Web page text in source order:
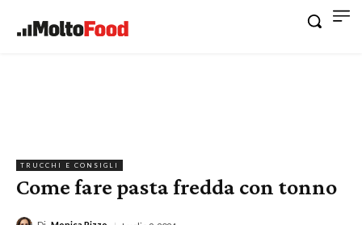
TRUCCHI E CONSIGLI
Come fare pasta fredda con tonno